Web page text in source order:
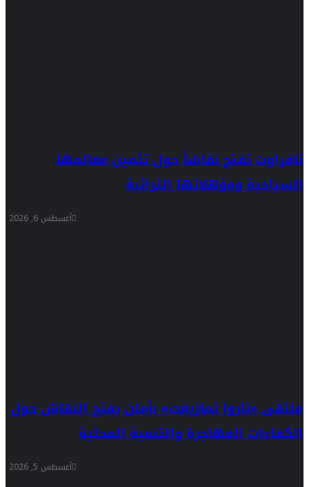
تافراوت تفتح نقاشاً حول تثمين معالمها
السياحية ومؤهلاتها التراثية
أغسطس 6, 2026
ملتقى «تاروا تمازيغت» بأملن يفتح النقاش حول
الكفاءات المهاجرة والتنمية المحلية
أغسطس 5, 2026